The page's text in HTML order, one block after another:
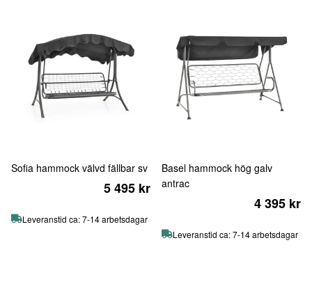
Sofia hammock välvd fällbar sv
5 495 kr
Leveranstid ca: 7-14 arbetsdagar
Basel hammock hög galv
antrac
4 395 kr
Leveranstid ca: 7-14 arbetsdagar